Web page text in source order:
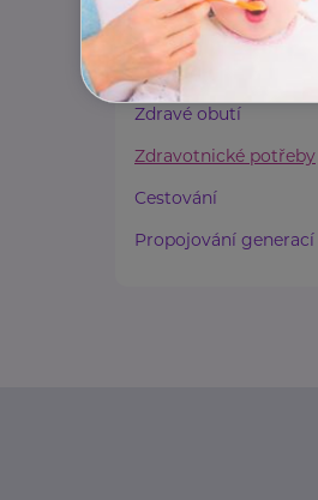
Lázeňství a wellness
Zdravé spaní a sezení
Zdravé obutí
Zdravotnické potřeby
Cestování
Propojování generací